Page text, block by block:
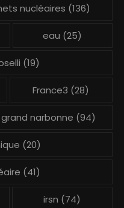
nucléaires (136)
eau (25)
(19)
France3 (28)
grand narbonne (94)
(20)
(41)
irsn (74)